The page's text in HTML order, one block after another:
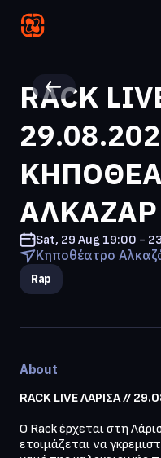
RACK
ΑΛΚΑΖΑΡ
Sat, 29 Aug19:00 -
Κηποθέατρο
Rap
About
RACK LIVE ΛΑΡΙΣΑ //
Ο Rack έρχεται στη
ετοιμάζεται να